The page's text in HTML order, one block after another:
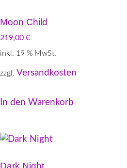
Moon Child
219,00 €
inkl. 19 % MwSt.
zzgl. Versandkosten
In den Warenkorb
Dark Night